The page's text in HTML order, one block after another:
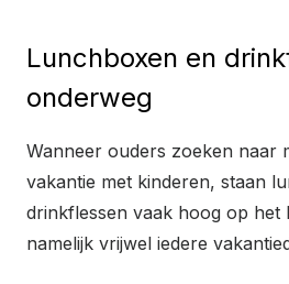
Lunchboxen en
onderweg
Wanneer ouders zoeken naar
vakantie met kinderen, staan
drinkflessen vaak hoog op het
namelijk vrijwel iedere